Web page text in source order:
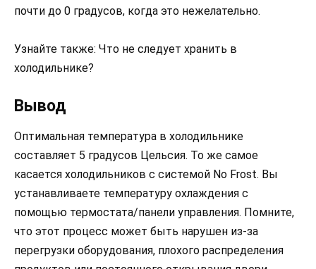
почти до 0 градусов, когда это нежелательно.
Узнайте также: Что не следует хранить в
холодильнике?
Вывод
Оптимальная температура в холодильнике
составляет 5 градусов Цельсия. То же самое
касается холодильников с системой No Frost. Вы
устанавливаете температуру охлаждения с
помощью термостата/панели управления. Помните,
что этот процесс может быть нарушен из-за
перегрузки оборудования, плохого распределения